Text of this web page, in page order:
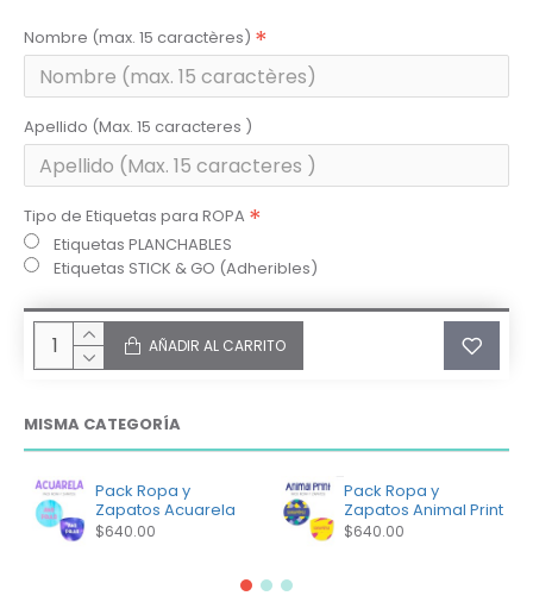
Nombre (max. 15 caractères)
Apellido (Max. 15 caracteres )
Tipo de Etiquetas para ROPA
Etiquetas PLANCHABLES
Etiquetas STICK & GO (Adheribles)
AÑADIR AL CARRITO
MISMA CATEGORÍA
Pack Ropa y
Zapatos Acuarela
$640.00
Pack Ropa y
Zapatos Animal Print
$640.00